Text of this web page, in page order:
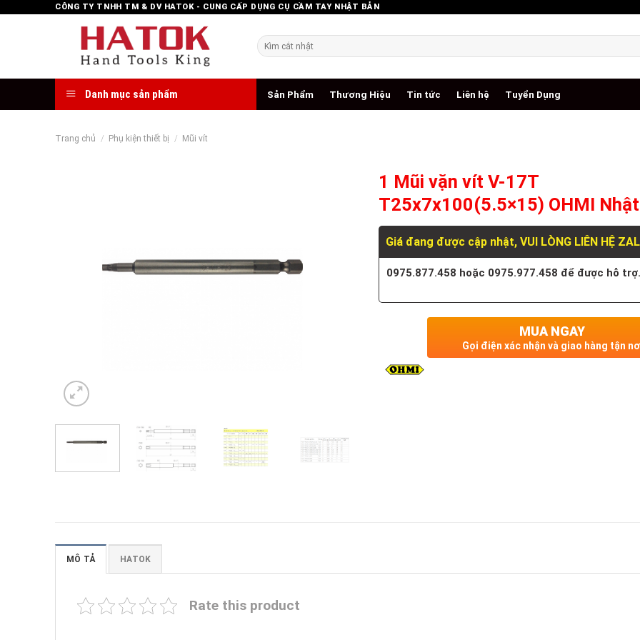
CÔNG TY TNHH TM & DV HATOK - CUNG CẤP DỤNG CỤ CẦM TAY NHẬT BẢN
Tìm
kiếm:
Danh mục sản phẩm Sản Phẩm Thương Hiệu Tin tức Liên hệ Tuyển Dụng
Trang chủ / Phụ kiện thiết bị / Mũi vít
1 Mũi vặn vít V-17T
T25x7x100(5.5×15) OHMI
Giá đang được cập nhật, VUI LÒNG LIÊN HỆ
0975.877.458 hoặc 0975.977.458 để được hỗ
MUA NGAY
Gọi điện xác nhận và giao hàng tận
MÔ TẢ HATOK
Rate this product